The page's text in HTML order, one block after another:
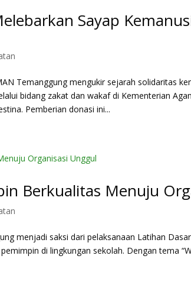
Sayap
Temanggung mengukir sejarah solidaritas
bidang zakat dan wakaf di Kementerian
Pemberian donasi ini...
Berkualitas Menuju
menjadi saksi dari pelaksanaan Latihan
di lingkungan sekolah. Dengan tema